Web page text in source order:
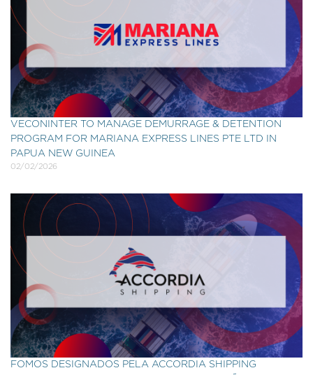
VECONINTER TO MANAGE DEMURRAGE & DETENTION
PROGRAM FOR MARIANA EXPRESS LINES PTE LTD IN
PAPUA NEW GUINEA
02/02/2026
FOMOS DESIGNADOS PELA ACCORDIA SHIPPING